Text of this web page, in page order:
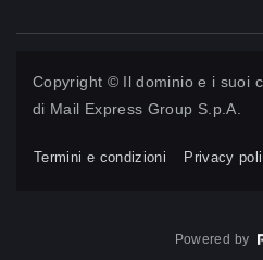
Copyright © Il dominio e i suoi
di Mail Express Group S.p.A.
Termini e condizioni Privacy
Powered by